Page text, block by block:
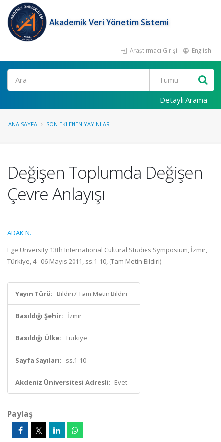
Akademik Veri Yönetim Sistemi
Araştırmacı Girişi English
Ara
Detaylı Arama
ANA SAYFA SON EKLENEN YAYINLAR
Değişen Toplumda Değişen
Çevre Anlayışı
ADAK N.
Ege Unversity 13th International Cultural Studies Symposium, İzmir,
Türkiye, 4 - 06 Mayıs 2011, ss.1-10, (Tam Metin Bildiri)
Yayın Türü: Bildiri / Tam Metin Bildiri
Basıldığı Şehir: İzmir
Basıldığı Ülke: Türkiye
Sayfa Sayıları: ss.1-10
Akdeniz Üniversitesi Adresli: Evet
Paylaş